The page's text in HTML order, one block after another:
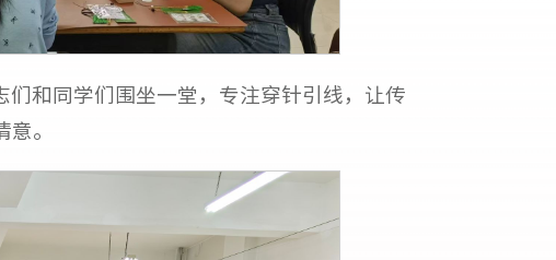
和同学们围坐一堂，专注穿针引线，让传
。